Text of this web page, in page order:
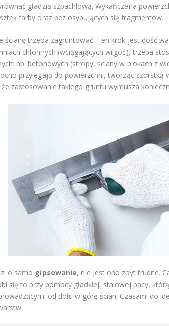
gładzią szpachlową. Wykańczana
farby oraz bez osypujących się fragmentów.
ścianę trzeba zagruntować. Ten krok jest dość
chłonnych (wciągających wilgoć), trzeba
np. betonowych (stropy, ściany w blokach z
przylegają do powierzchni, tworząc szorstką
zastosowanie takiego gruntu wymusza
o samo gipsowanie, nie jest ono zbyt trudne.
się to przy pomocy gładkiej, stalowej pacy,
od dołu w górę ścian. Czasami do